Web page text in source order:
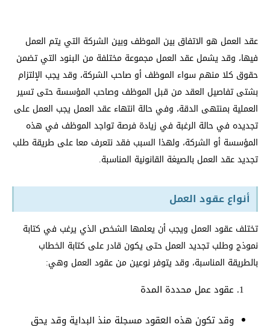
عقد العمل هو الاتفاق بين الموظف وبين الشركة التي يتم العمل
فيها، وقد يشمل عقد العمل مجموعة مختلفة من البنود التي تضمن
حقوق كلا منهم سواء الموظف أو صاحب الشركة، وقد يجب الإلتزام
بشتى تفاصيل العقد من قبل الموظف وصاحب المؤسسة حتى تسير
العملية بمنتهى الدقة، وفي حالة انتهاء عقد العمل يجب العمل على
تجديده في حالة الرغبة في زيادة فرصة تواجد الموظف في هذه
المؤسسة أو الشركة، ولهذا السبب فقد نتعرف معا على طريقة طلب
تجديد عقد العمل بالصيغة القانونية المناسبة.
أنواع عقود العمل
تختلف عقود العمل ويجب أن يعلمها الشخص الذي يرغب في كتابة
نموذج وطلب تجديد العمل حتى يكون قادر على كتابة الخطاب
بالطريقة المناسبة، وقد يتوفر نوعين من عقود العمل وهي:
عقود عمل محددة المدة
وقد تكون هذه العقود مسجلة منذ البداية وقد يحق